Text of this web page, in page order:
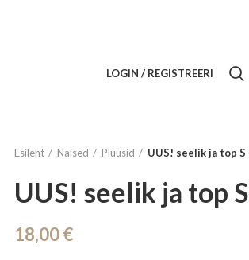
LOGIN / REGISTREERI
Esileht Naised Pluusid UUS! seelik ja top S
UUS! seelik ja top S
18,00€